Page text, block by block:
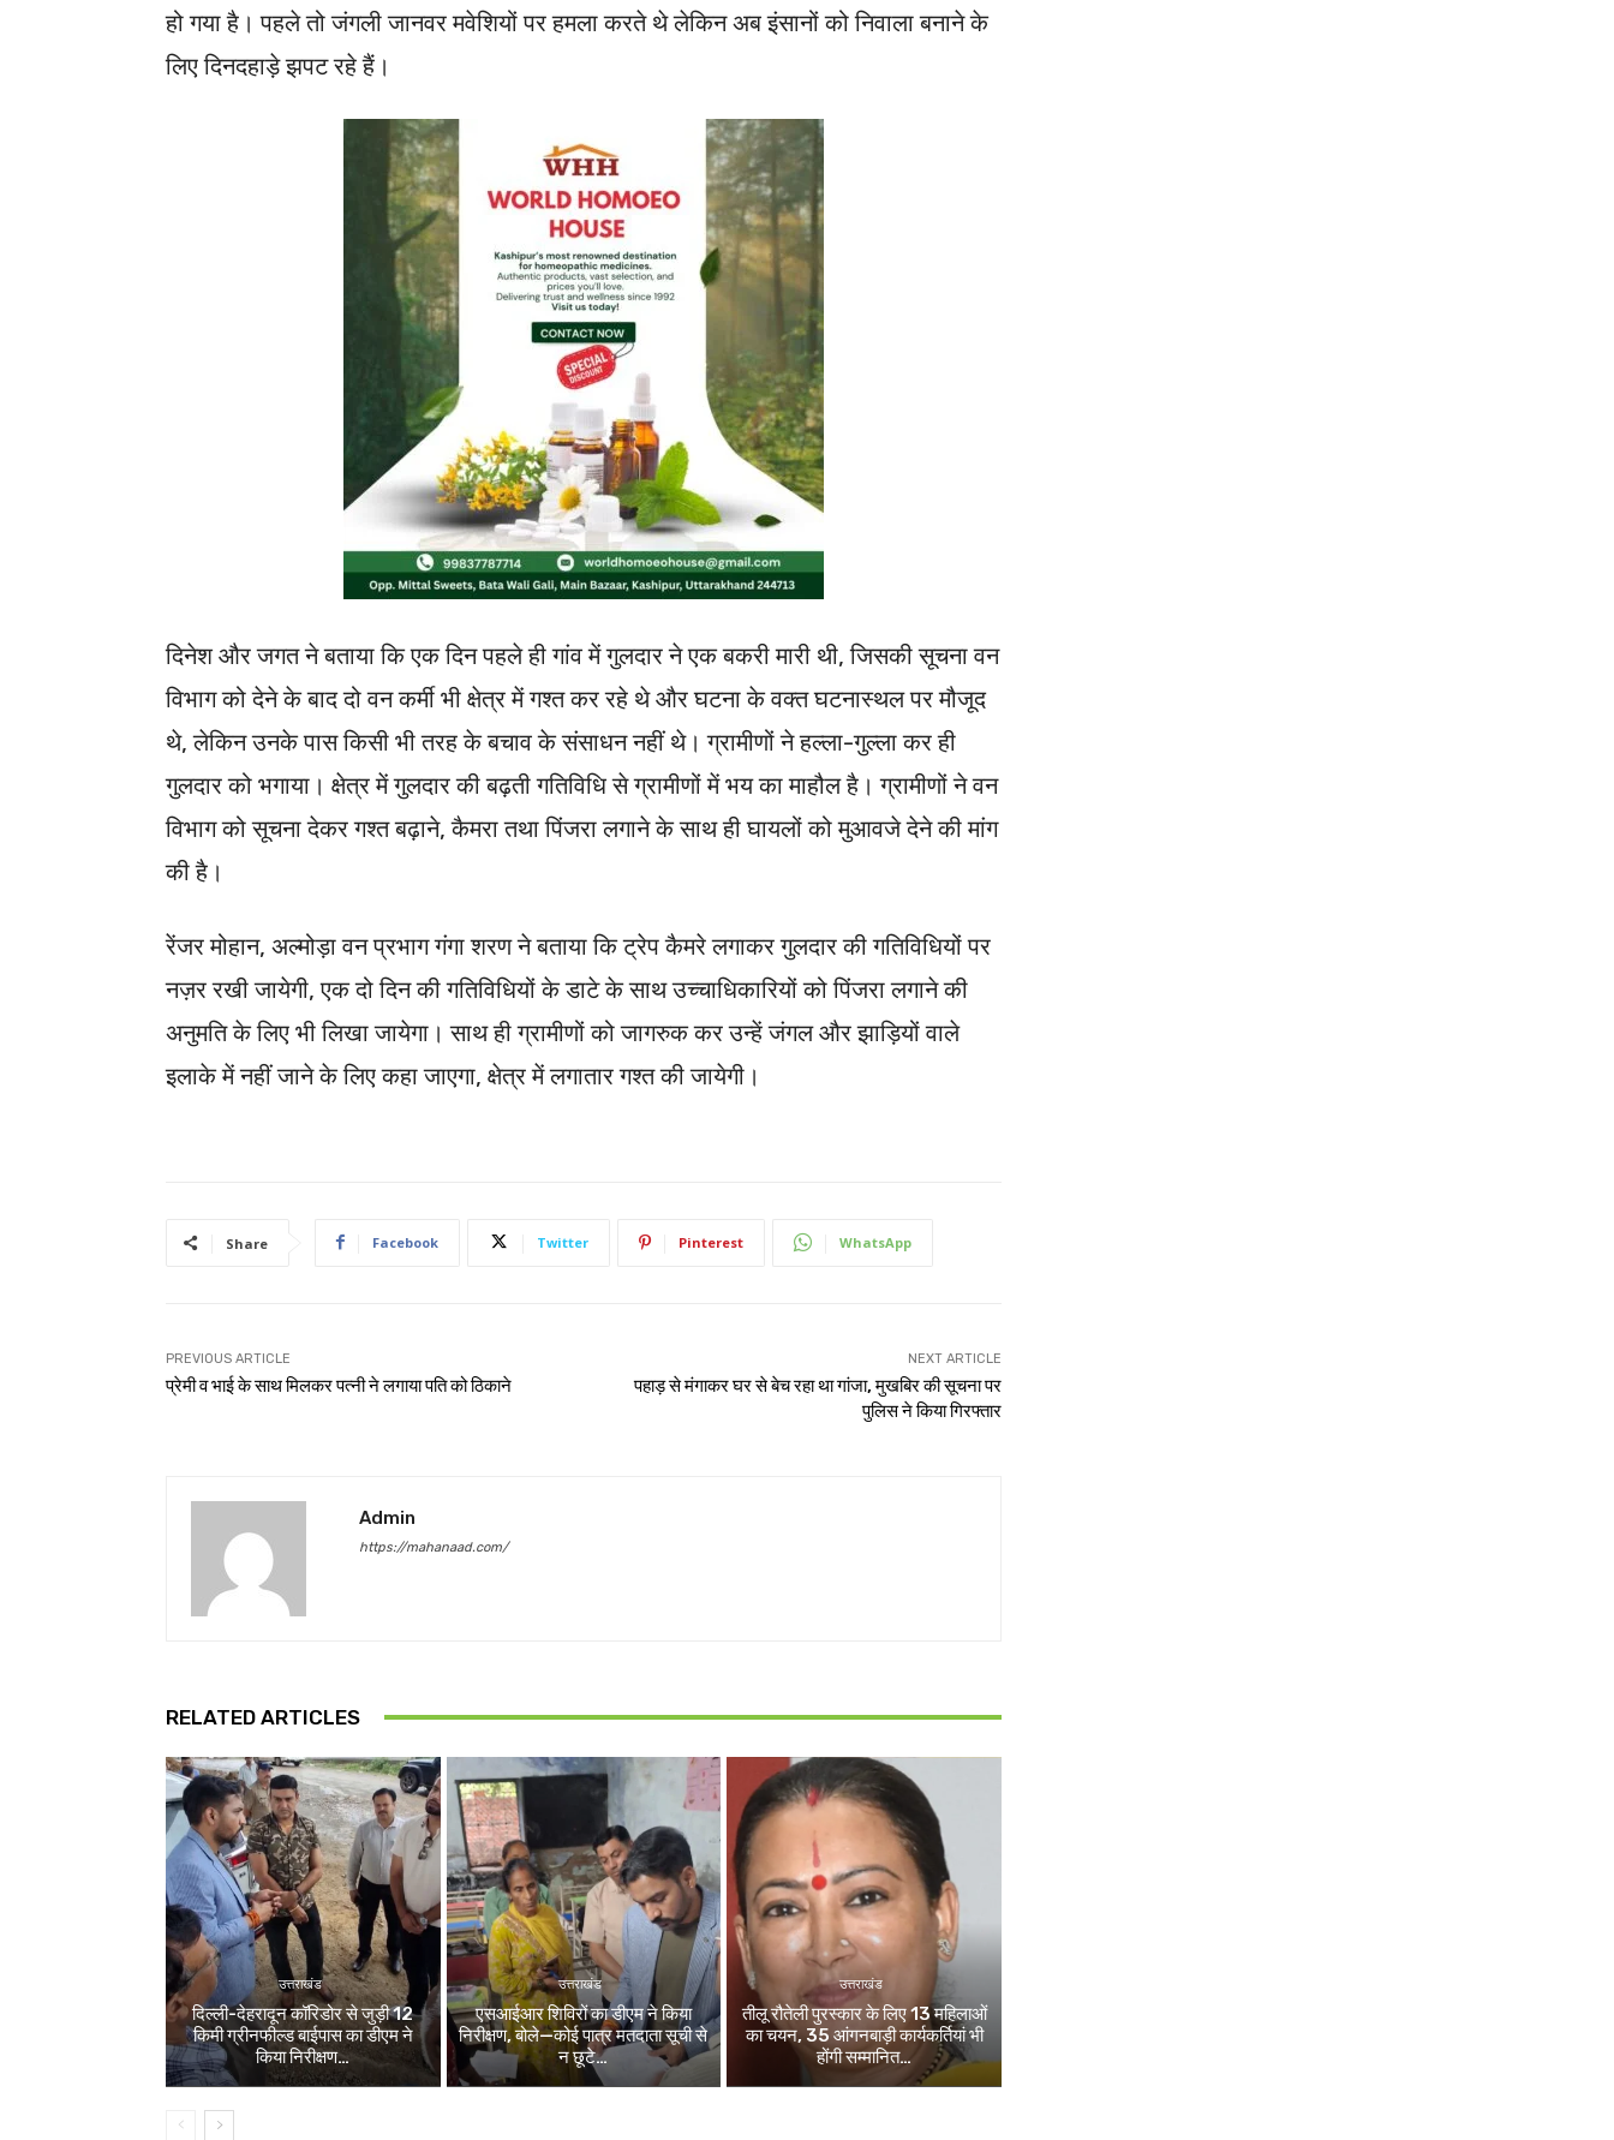
हो गया है। पहले तो जंगली जानवर मवेशियों पर हमला करते थे लेकिन अब इंसानों को निवाला बनाने के
लिए दिनदहाड़े झपट रहे हैं।
दिनेश और जगत ने बताया कि एक दिन पहले ही गांव में गुलदार ने एक बकरी मारी थी, जिसकी सूचना वन
विभाग को देने के बाद दो वन कर्मी भी क्षेत्र में गश्त कर रहे थे और घटना के वक्त घटनास्थल पर मौजूद
थे, लेकिन उनके पास किसी भी तरह के बचाव के संसाधन नहीं थे। ग्रामीणों ने हल्ला-गुल्ला कर ही
गुलदार को भगाया। क्षेत्र में गुलदार की बढ़ती गतिविधि से ग्रामीणों में भय का माहौल है। ग्रामीणों ने वन
विभाग को सूचना देकर गश्त बढ़ाने, कैमरा तथा पिंजरा लगाने के साथ ही घायलों को मुआवजे देने की मांग
की है।
रेंजर मोहान, अल्मोड़ा वन प्रभाग गंगा शरण ने बताया कि ट्रेप कैमरे लगाकर गुलदार की गतिविधियों पर
नज़र रखी जायेगी, एक दो दिन की गतिविधियों के डाटे के साथ उच्चाधिकारियों को पिंजरा लगाने की
अनुमति के लिए भी लिखा जायेगा। साथ ही ग्रामीणों को जागरुक कर उन्हें जंगल और झाड़ियों वाले
इलाके में नहीं जाने के लिए कहा जाएगा, क्षेत्र में लगातार गश्त की जायेगी।
Share Facebook Twitter Pinterest WhatsApp
PREVIOUS ARTICLE
प्रेमी व भाई के साथ मिलकर पत्नी ने लगाया पति को ठिकाने
NEXT ARTICLE
पहाड़ से मंगाकर घर से बेच रहा था गांजा, मुखबिर की सूचना पर
पुलिस ने किया गिरफ्तार
Admin
https://mahanaad.com/
RELATED ARTICLES
उत्तराखंड
दिल्ली-देहरादून कॉरिडोर से जुड़ी 12
किमी ग्रीनफील्ड बाईपास का डीएम ने
किया निरीक्षण…
उत्तराखंड
एसआईआर शिविरों का डीएम ने किया
निरीक्षण, बोले—कोई पात्र मतदाता सूची से
न छूटे…
उत्तराखंड
तीलू रौतेली पुरस्कार के लिए 13 महिलाओं
का चयन, 35 आंगनबाड़ी कार्यकर्तियां भी
होंगी सम्मानित…